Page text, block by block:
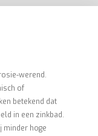
werend.
of
betekend dat
in een zinkbad.
minder hoge